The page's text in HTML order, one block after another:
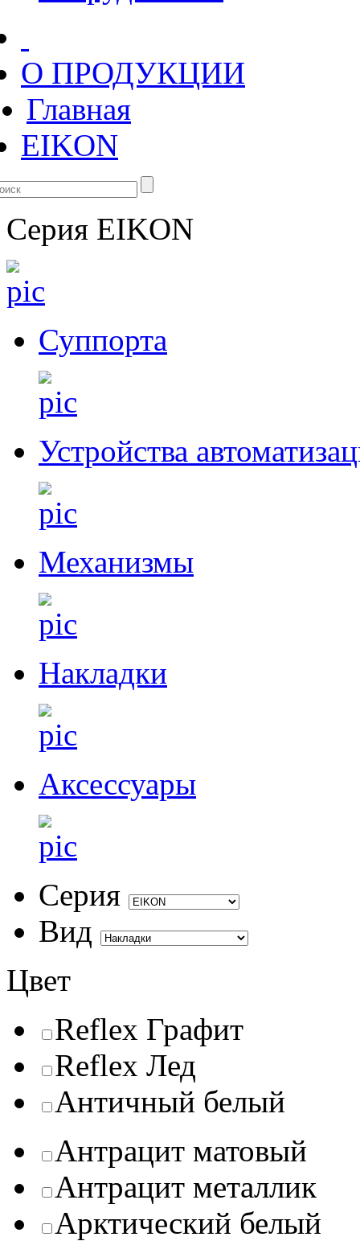
О ПРОДУКЦИИ
Главная
EIKON
Серия EIKON
Суппорта
Устройства
Механизмы
Накладки
Аксессуары
Серия
Вид
Цвет
Reflex Графит
Reflex Лед
Античный белый
Антрацит матовый
Антрацит металлик
Арктический белый